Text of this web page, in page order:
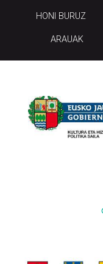
HONI BURUZ
ARAUAK